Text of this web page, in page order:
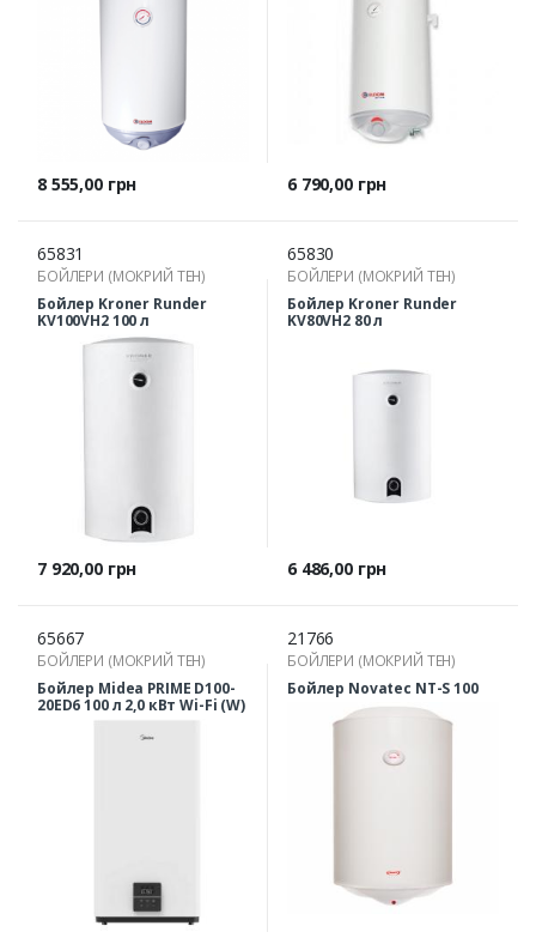
Ціна
8 555,00 грн Ціна
6 790,00 грн
65831
БОЙЛЕРИ (МОКРИЙ ТЕН)
Бойлер Kroner Runder
KV100VH2 100 л
Ціна
7 920,00 грн
65830
БОЙЛЕРИ (МОКРИЙ ТЕН)
Бойлер Kroner Runder
KV80VH2 80 л
Ціна
6 486,00 грн
65667
БОЙЛЕРИ (МОКРИЙ ТЕН)
Бойлер Midea PRIME D100-
20ED6 100 л 2,0 кВт Wi-Fi (W)
21766
БОЙЛЕРИ (МОКРИЙ ТЕН)
Бойлер Novatec NT-S 100